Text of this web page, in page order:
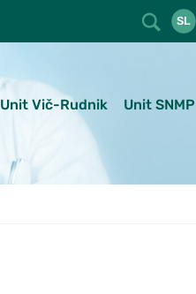
SL
Unit Vič-Rudnik Unit SNMP